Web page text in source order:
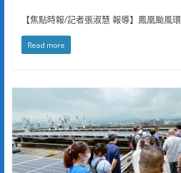
【焦點時報/記者張淑慧 報導】鳳凰颱風環
Read more